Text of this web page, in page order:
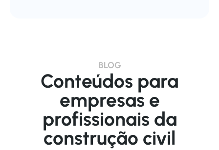
BLOG
Conteúdos para
empresas e
profissionais da
construção civil